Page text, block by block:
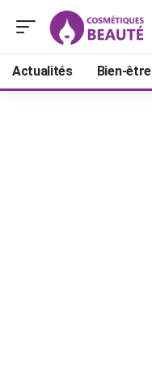
Actualités Bien-être